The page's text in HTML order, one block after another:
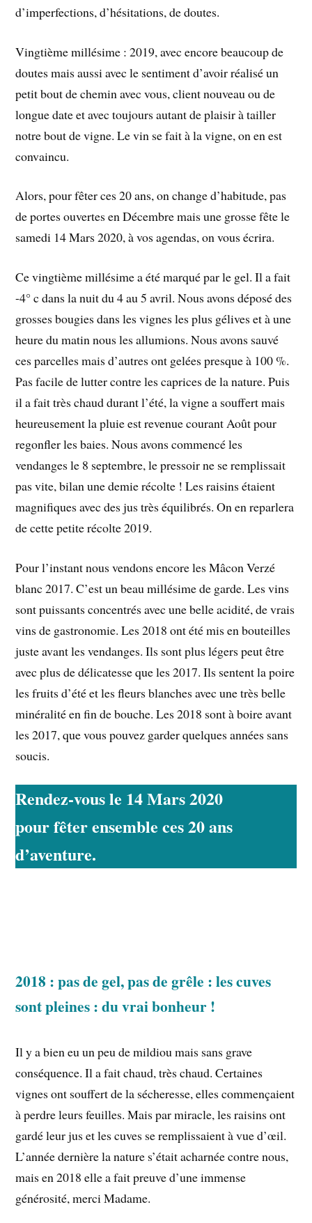
d’imperfections, d’hésitations, de doutes.
Vingtième millésime : 2019, avec encore beaucoup de
doutes mais aussi avec le sentiment d’avoir réalisé un
petit bout de chemin avec vous, client nouveau ou de
longue date et avec toujours autant de plaisir à tailler
notre bout de vigne. Le vin se fait à la vigne, on en est
convaincu.
Alors, pour fêter ces 20 ans, on change d’habitude, pas
de portes ouvertes en Décembre mais une grosse fête le
samedi 14 Mars 2020, à vos agendas, on vous écrira.
Ce vingtième millésime a été marqué par le gel. Il a fait
-4° c dans la nuit du 4 au 5 avril. Nous avons déposé des
grosses bougies dans les vignes les plus gélives et à une
heure du matin nous les allumions. Nous avons sauvé
ces parcelles mais d’autres ont gelées presque à 100 %.
Pas facile de lutter contre les caprices de la nature. Puis
il a fait très chaud durant l’été, la vigne a souffert mais
heureusement la pluie est revenue courant Août pour
regonfler les baies. Nous avons commencé les
vendanges le 8 septembre, le pressoir ne se remplissait
pas vite, bilan une demie récolte ! Les raisins étaient
magnifiques avec des jus très équilibrés. On en reparlera
de cette petite récolte 2019.
Pour l’instant nous vendons encore les Mâcon Verzé
blanc 2017. C’est un beau millésime de garde. Les vins
sont puissants concentrés avec une belle acidité, de vrais
vins de gastronomie. Les 2018 ont été mis en bouteilles
juste avant les vendanges. Ils sont plus légers peut être
avec plus de délicatesse que les 2017. Ils sentent la poire
les fruits d’été et les fleurs blanches avec une très belle
minéralité en fin de bouche. Les 2018 sont à boire avant
les 2017, que vous pouvez garder quelques années sans
soucis.
Rendez-vous le 14 Mars 2020
pour fêter ensemble ces 20 ans
d’aventure.
2018 : pas de gel, pas de grêle : les cuves
sont pleines : du vrai bonheur !
Il y a bien eu un peu de mildiou mais sans grave
conséquence. Il a fait chaud, très chaud. Certaines
vignes ont souffert de la sécheresse, elles commençaient
à perdre leurs feuilles. Mais par miracle, les raisins ont
gardé leur jus et les cuves se remplissaient à vue d’œil.
L’année dernière la nature s’était acharnée contre nous,
mais en 2018 elle a fait preuve d’une immense
générosité, merci Madame.